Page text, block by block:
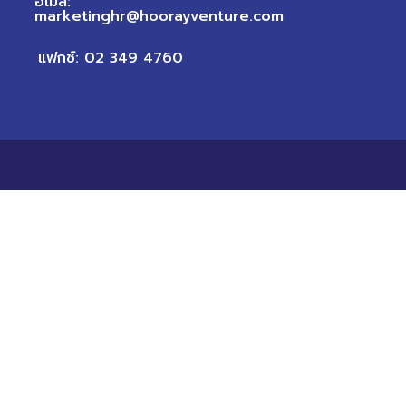
marketinghr@hoorayventure.com
แฟกซ์: 02 349 4760